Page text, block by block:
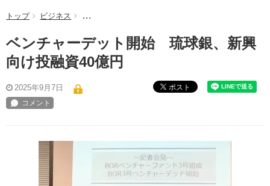
トップ ビジネス ベンチャーデット開始 琉球銀、新興向け投融資
ベンチャーデット開始 琉球銀、新興
向け投融資40億円
2025年9月7日 ポスト